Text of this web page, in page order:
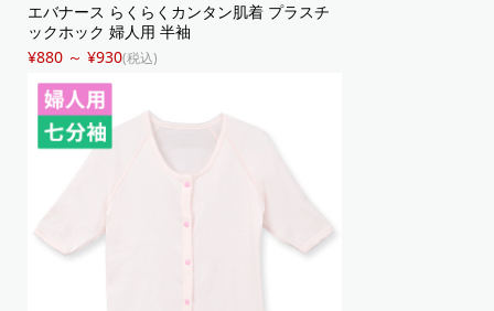
エバナース らくらくカンタン肌着 プラスチ
ックホック 婦人用 半袖
¥880 ～ ¥930(税込)